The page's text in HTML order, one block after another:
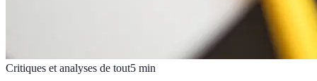
Critiques et analyses de tout5 min